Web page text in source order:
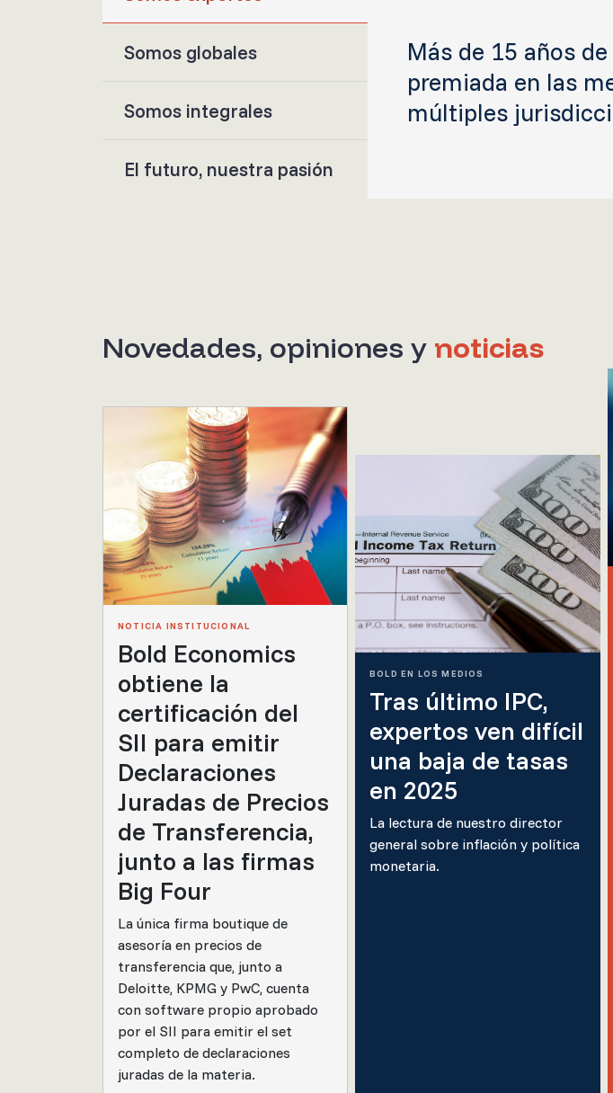
Más de 15 años
premiada en las
múltiples
Somos globales
Somos integrales
El futuro, nuestra pasión
Novedades, opiniones y noticias
NOTICIA INSTITUCIONAL
Bold Economics
obtiene la
certificación del
SII para emitir
Declaraciones
Juradas de Precios
de Transferencia,
junto a las firmas
Big Four
La única firma boutique de
asesoría en precios de
transferencia que, junto a
Deloitte, KPMG y PwC, cuenta
con software propio aprobado
por el SII para emitir el set
completo de declaraciones
juradas de la materia.
BOLD EN LOS MEDIOS
Tras último IPC,
expertos ven difícil
una baja de tasas
en 2025
La lectura de nuestro director
general sobre inflación y política
monetaria.